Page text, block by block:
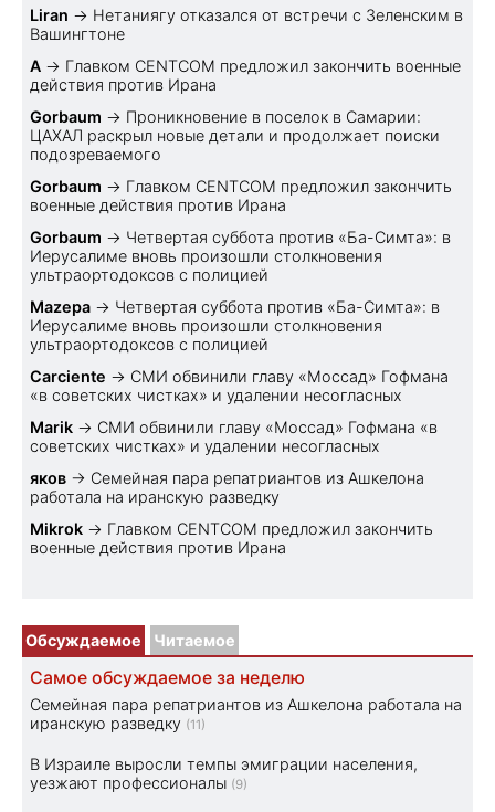
Liran → Нетаниягу отказался от встречи с Зеленским в
Вашингтоне
A → Главком CENTCOM предложил закончить военные
действия против Ирана
Gorbaum → Проникновение в поселок в Самарии:
ЦАХАЛ раскрыл новые детали и продолжает поиски
подозреваемого
Gorbaum → Главком CENTCOM предложил закончить
военные действия против Ирана
Gorbaum → Четвертая суббота против «Ба-Симта»: в
Иерусалиме вновь произошли столкновения
ультраортодоксов с полицией
Mazepa → Четвертая суббота против «Ба-Симта»: в
Иерусалиме вновь произошли столкновения
ультраортодоксов с полицией
Carciente → СМИ обвинили главу «Моссад» Гофмана
«в советских чистках» и удалении несогласных
Marik → СМИ обвинили главу «Моссад» Гофмана «в
советских чистках» и удалении несогласных
яков → Семейная пара репатриантов из Ашкелона
работала на иранскую разведку
Mikrok → Главком CENTCOM предложил закончить
военные действия против Ирана
Обсуждаемое Читаемое
Самое обсуждаемое за неделю
Семейная пара репатриантов из Ашкелона работала на
иранскую разведку (11)
В Израиле выросли темпы эмиграции населения,
уезжают профессионалы (9)